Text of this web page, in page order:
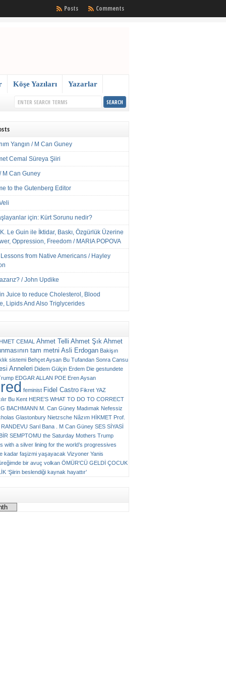
Comments
Posts
Köşe Yazıları Yazarlar
Yangın / M Can Guney
Cemal Süreya Şiiri
M Can Guney
to the Gutenberg Editor
için: Kürt Sorunu nedir?
Le Guin ile İktidar, Baskı, Özgürlük Üzerine
Oppression, Freedom / MARIA POPOVA
from Native Americans / Hayley
/ John Updike
Juice to reduce Cholesterol, Blood
Lipids And Also Triglycerides
CEMAL Ahmet Telli Ahmet Şık Ahmet
tam metni Asli Erdogan Bakişın
sistemi Behçet Aysan Bu Tufandan Sonra Cansu
Anneleri Didem Gülçin Erdem Die gestundete
EDGAR ALLAN POE Eren Aysan
feminist Fidel Castro Fikret YAZ
Bu Kent HERE’S WHAT TO DO TO CORRECT
BACHMANN M. Can Güney Madımak Nefessiz
Glastonbury Nietzsche Nâzım HİKMET Prof.
RANDEVU Sarıl Bana . M Can Güney SES SİYASİ
SEMPTOMU the Saturday Mothers Trump
with a silver lining for the world’s progressives
kadar faşizmi yaşayacak Vizyoner Yanis
bir avuç volkan ÖMÜR'CÜ GELDİ ÇOCUK
‘Şiirin beslendiği kaynak hayattır’